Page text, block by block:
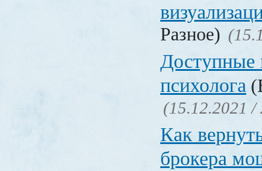
Разное)
Доступные
психолога
(15.12.2021 /
Как
брокера